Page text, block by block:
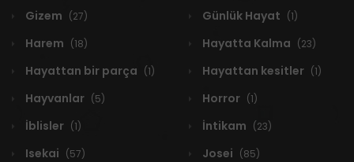
Gizem (27) Günlük Hayat (1)
Harem (18) Hayatta Kalma (23)
Hayattan bir parça (1) Hayattan kesitler (1)
Hayvanlar (5) Horror (1)
İblisler (1) İntikam (23)
Isekai (57) Josei (85)